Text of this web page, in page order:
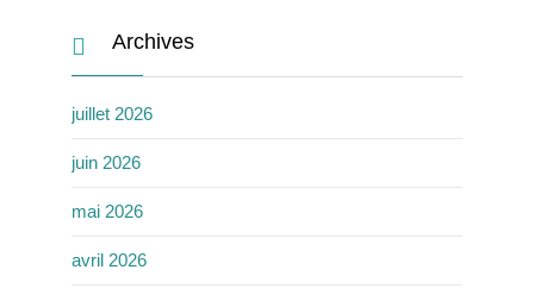
 Archives
juillet 2026
juin 2026
mai 2026
avril 2026